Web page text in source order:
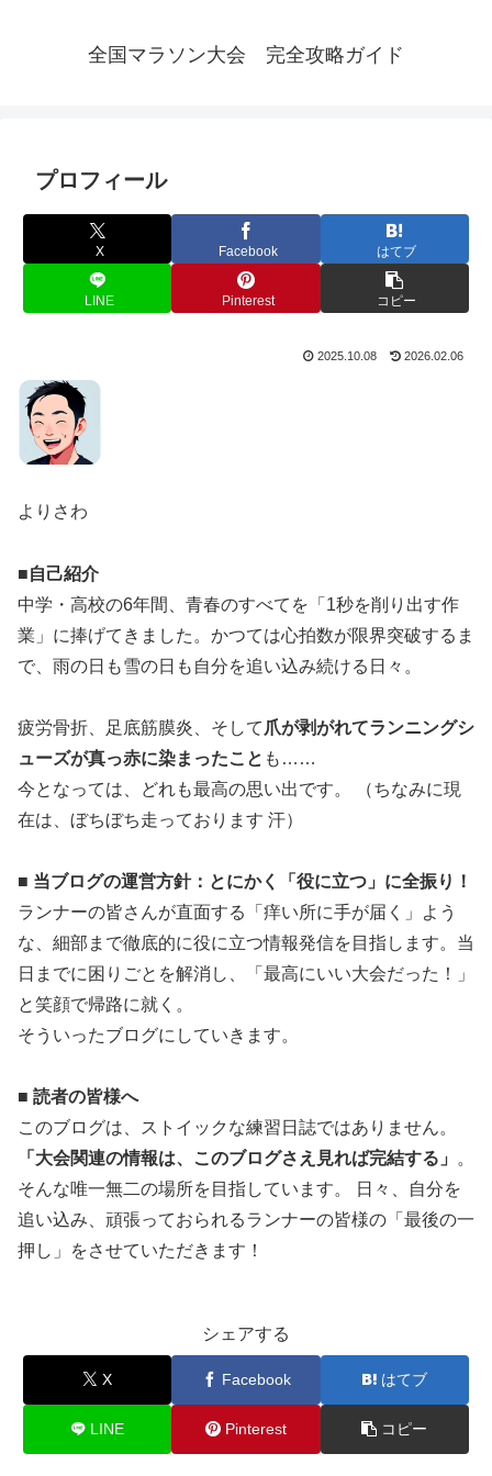
全国マラソン大会 完全攻略ガイド
プロフィール
X Facebook はてブ
LINE Pinterest コピー
2025.10.08 2026.02.06
よりさわ
■自己紹介
中学・高校の6年間、青春のすべてを「1秒を削り出す作
業」に捧げてきました。かつては心拍数が限界突破するま
で、雨の日も雪の日も自分を追い込み続ける日々。
疲労骨折、足底筋膜炎、そして 爪が剥がれてランニングシ
ューズが真っ赤に染まったこと も……
今となっては、どれも最高の思い出です。 （ちなみに現
在は、ぼちぼち走っております 汗）
■ 当ブログの運営方針：とにかく「役に立つ」に全振り！
ランナーの皆さんが直面する「痒い所に手が届く」よう
な、細部まで徹底的に役に立つ情報発信を目指します。当
日までに困りごとを解消し、「最高にいい大会だった！」
と笑顔で帰路に就く。
そういったブログにしていきます。
■ 読者の皆様へ
このブログは、ストイックな練習日誌ではありません。
「大会関連の情報は、このブログさえ見れば完結する」
。
そんな唯一無二の場所を目指しています。 日々、自分を
追い込み、頑張っておられるランナーの皆様の「最後の一
押し」をさせていただきます！
シェアする
X Facebook はてブ
LINE Pinterest コピー